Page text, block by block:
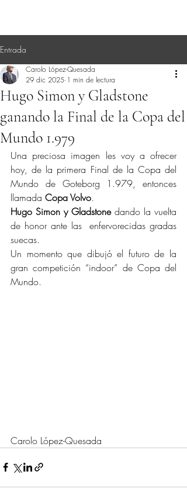
Entrada
Hugo Simon y Gladstone
ganando la Final de la Copa del
Mundo 1.979
Carolo López-Quesada
29 dic 2025 1 min de lectura
Una preciosa imagen les voy a ofrecer
hoy, de la primera Final de la Copa del
Mundo de Goteborg 1.979, entonces
llamada Copa Volvo.
Hugo Simon y Gladstone dando la vuelta
de honor ante las  enfervorecidas gradas
suecas.
Un momento que dibujó el futuro de la
gran competición “indoor” de Copa del
Mundo.
Carolo López-Quesada